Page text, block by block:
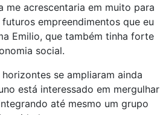
me acrescentaria em muito para
empreendimentos que eu
Emilio, que também tinha forte
social.
se ampliaram ainda
está interessado em mergulhar
até mesmo um grupo